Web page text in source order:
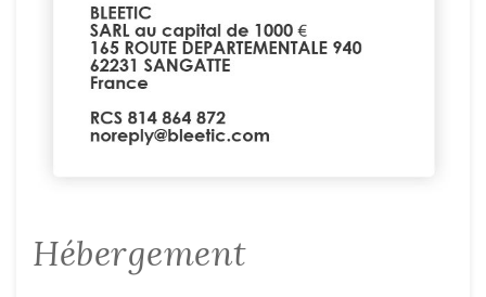
Hébergement